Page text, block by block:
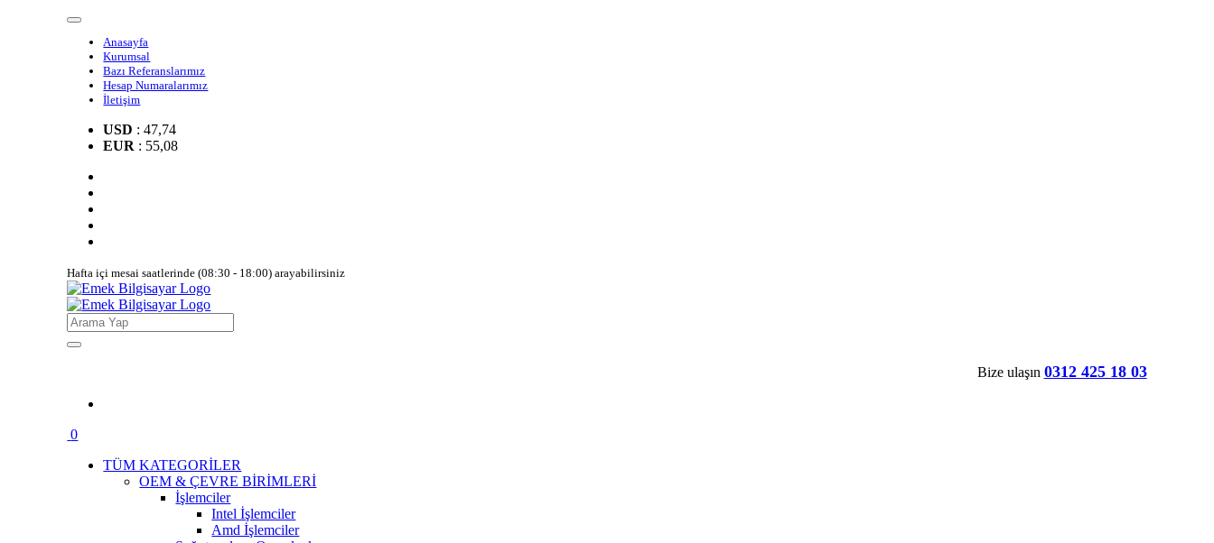
Anasayfa
Kurumsal
Bazı Referanslarımız
Hesap Numaralarımız
İletişim
USD : 47,74
EUR : 55,08
Hafta içi mesai saatlerinde (08:30 - 18:00) arayabilirsiniz
Bize ulaşın 0312 425 18 03
0
TÜM KATEGORİLER
OEM & ÇEVRE BİRİMLERİ
İşlemciler
Intel İşlemciler
Amd İşlemciler